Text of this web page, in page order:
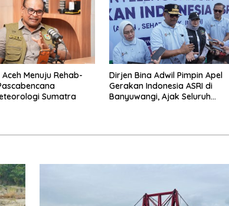
Menuju Rehab-
Sumatra
Dirjen Bina Adwil Pimpin Apel
Gerakan Indonesia ASRI di
Banyuwangi, Ajak Seluruh